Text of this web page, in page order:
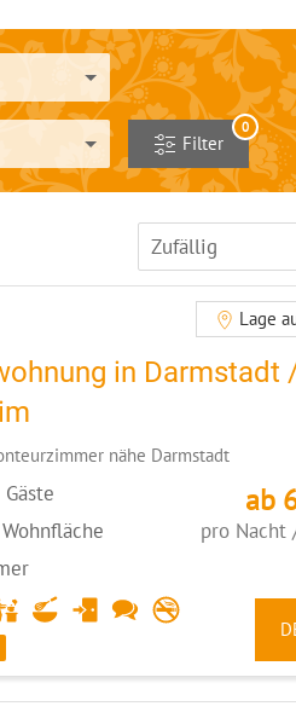
Filter
0
Lage
in Darmstadt
nähe Darmstadt
Wohnfläche
ab
pro Nacht